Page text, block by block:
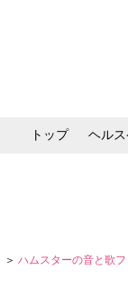
トップ ヘル
＞ ハムスターの音と歌